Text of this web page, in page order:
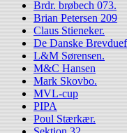
Brdr. brøbech 073.
Brian Petersen 209
Claus Stieneker.
De Danske
L&M Sørensen.
M&C Hansen
Mark Skovbo.
MVL-cup
PIPA
Poul Stærkær.